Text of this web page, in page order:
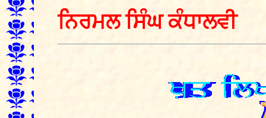
ਨਿਰਮਲ ਸਿੰਘ ਕੰਧਾਲਵੀ